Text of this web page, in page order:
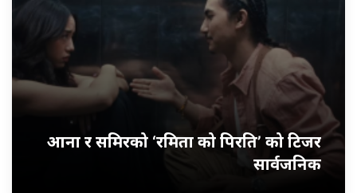
आना र समिरको ‘रमिता को पिरति’ को टिजर
सार्वजनिक